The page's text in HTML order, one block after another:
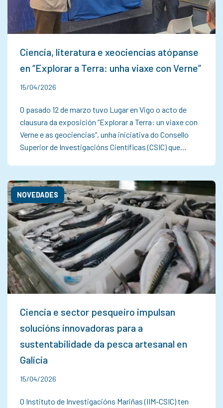
Ciencia, literatura e xeociencias atópanse
en “Explorar a Terra: unha viaxe con Verne”
15/04/2026
O pasado 12 de marzo tuvo Lugar en Vigo o acto de
clausura da exposición “Explorar a Terra: un viaxe con
Verne e as geociencias”, unha iniciativa do Consello
Superior de Investigacións Científicas (CSIC) que…
Ciencia e sector pesqueiro impulsan
solucións innovadoras para a
sustentabilidade da pesca artesanal en
Galicia
NOVEDADES
15/04/2026
O Instituto de Investigacións Mariñas (IIM-CSIC) ten